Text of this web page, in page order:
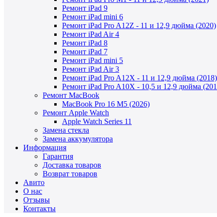
Ремонт iPad 9
Ремонт iPad mini 6
Ремонт iPad Pro A12Z - 11 и 12,9 дюйма (2020)
Ремонт iPad Air 4
Ремонт iPad 8
Ремонт iPad 7
Ремонт iPad mini 5
Ремонт iPad Air 3
Ремонт iPad Pro A12X - 11 и 12,9 дюйма (2018)
Ремонт iPad Pro A10X - 10,5 и 12,9 дюйма
Ремонт MacBook
MacBook Pro 16 M5 (2026)
Ремонт Apple Watch
Apple Watch Series 11
Замена стекла
Замена аккумулятора
Информация
Гарантия
Доставка товаров
Возврат товаров
Авито
О нас
Отзывы
Контакты